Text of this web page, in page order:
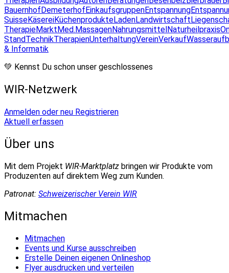
BauernhofDemeterhofEinkaufsgruppenEntspannung
SuisseKäsereiKüchenprodukteLadenLandwirtschaft
TherapieMarktMed.MassagenNahrungsmittelNaturheilpraxis
StandTechnikTherapienUnterhaltungVereinVerkauf
& Informatik
💚 Kennst Du schon unser geschlossenes
WIR-Netzwerk
Anmelden oder neu Registrieren
Aktuell erfassen
Über uns
Mit dem Projekt WIR-Marktplatz bringen wir Produkte vom
Produzenten auf direktem Weg zum Kunden.
Patronat: Schweizerischer Verein WIR
Mitmachen
Mitmachen
Events und Kurse ausschreiben
Erstelle Deinen eigenen Onlineshop
Flyer ausdrucken und verteilen